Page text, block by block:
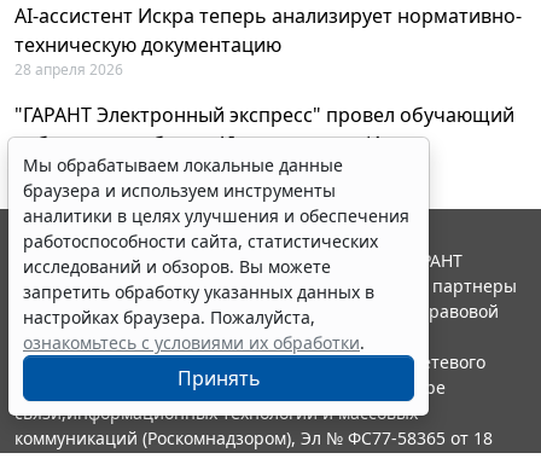
AI-ассистент Искра теперь анализирует нормативно-
техническую документацию
28 апреля 2026
"ГАРАНТ Электронный экспресс" провел обучающий
вебинар по работе с AI-ассистентом Искра
23 апреля 2026
Мы обрабатываем локальные данные
браузера и используем инструменты
аналитики в целях улучшения и обеспечения
работоспособности сайта, статистических
исследований и обзоров. Вы можете
запретить обработку указанных данных в
настройках браузера. Пожалуйста,
ознакомьтесь с условиями их обработки.
Принять
© ООО "НПП "ГАРАНТ-СЕРВИС", 2026. Система ГАРАНТ
выпускается с 1990 года. Компания "Гарант" и ее партнеры
являются участниками Российской ассоциации правовой
информации ГАРАНТ.
Портал ГАРАНТ.РУ зарегистрирован в качестве сетевого
издания Федеральной службой по надзору в сфере
связи,информационных технологий и массовых
коммуникаций (Роскомнадзором), Эл № ФС77-58365 от 18